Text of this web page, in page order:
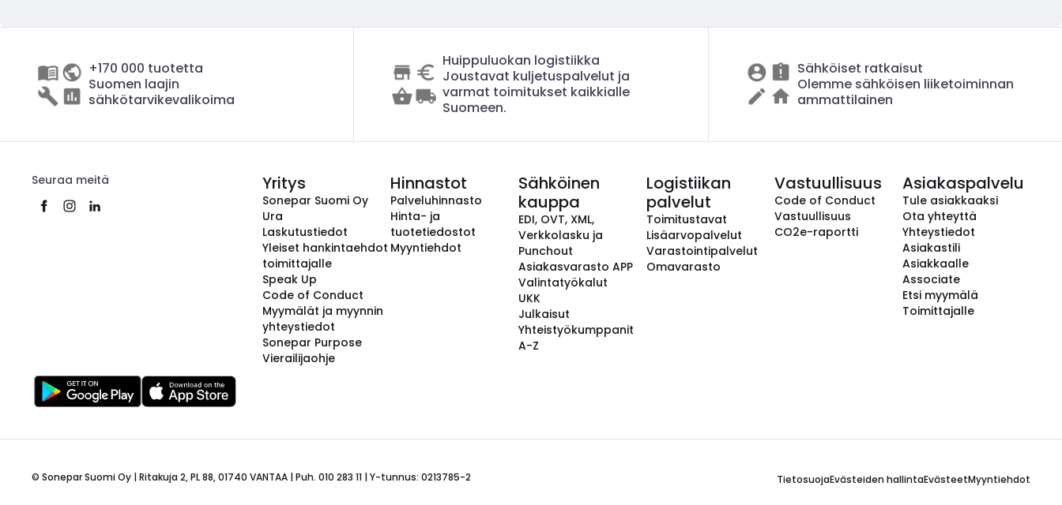
+170 000 tuotetta
Suomen laajin
sähkötarvikevalikoima
Huippuluokan logistiikka
Joustavat kuljetuspalvelut ja
varmat toimitukset kaikkialle
Suomeen.
Sähköiset ratkaisut
Olemme sähköisen liiketoiminnan
ammattilainen
Seuraa meitä Yritys
Sonepar Suomi Oy
Ura
Laskutustiedot
Yleiset hankintaehdot
toimittajalle
Speak Up
Code of Conduct
Myymälät ja myynnin
yhteystiedot
Sonepar Purpose
Vierailijaohje
Hinnastot
Palveluhinnasto
Hinta- ja
tuotetiedostot
Myyntiehdot
Sähköinen
kauppa
EDI, OVT, XML,
Verkkolasku ja
Punchout
Asiakasvarasto APP
Valintatyökalut
UKK
Julkaisut
Yhteistyökumppanit
A-Z
Logistiikan
palvelut
Toimitustavat
Lisäarvopalvelut
Varastointipalvelut
Omavarasto
Vastuullisuus
Code of Conduct
Vastuullisuus
CO2e-raportti
Asiakaspalvelu
Tule asiakkaaksi
Ota yhteyttä
Yhteystiedot
Asiakastili
Asiakkaalle
Associate
Etsi myymälä
Toimittajalle
© Sonepar Suomi Oy | Ritakuja 2, PL 88, 01740 VANTAA | Puh. 010 283 11 | Y-tunnus: 0213785-2 TietosuojaEvästeiden hallintaEvästeetMyyntiehdot